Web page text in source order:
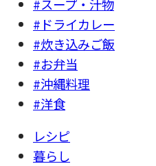
#スープ・汁物
#ドライカレー
#炊き込みご飯
#お弁当
#沖縄料理
#洋食
レシピ
暮らし